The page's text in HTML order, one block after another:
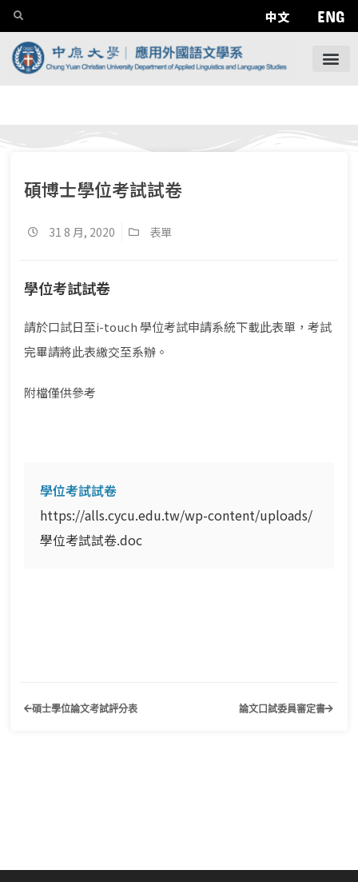
中文 ENG
碩博士學位考試試卷
31 8 月, 2020 表單
學位考試試卷
請於口試日至i-touch 學位考試申請系統下載此表單，考試
完畢請將此表繳交至系辦。
附檔僅供參考
學位考試試卷
https://alls.cycu.edu.tw/wp-content/uploads/
學位考試試卷.doc
碩士學位論文考試評分表 論文口試委員審定書